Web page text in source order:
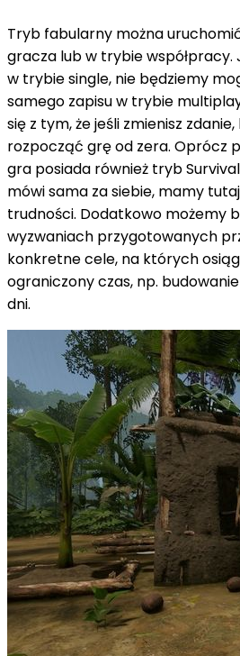
Tryb fabularny można
gracza lub w trybie współpracy.
w trybie single, nie będziemy
samego zapisu w trybie
się z tym, że jeśli zmienisz zdanie,
rozpocząć grę od zera. Oprócz
gra posiada również tryb
mówi sama za siebie, mamy
trudności. Dodatkowo możemy
wyzwaniach przygotowanych
konkretne cele, na których
ograniczony czas, np.
dni.